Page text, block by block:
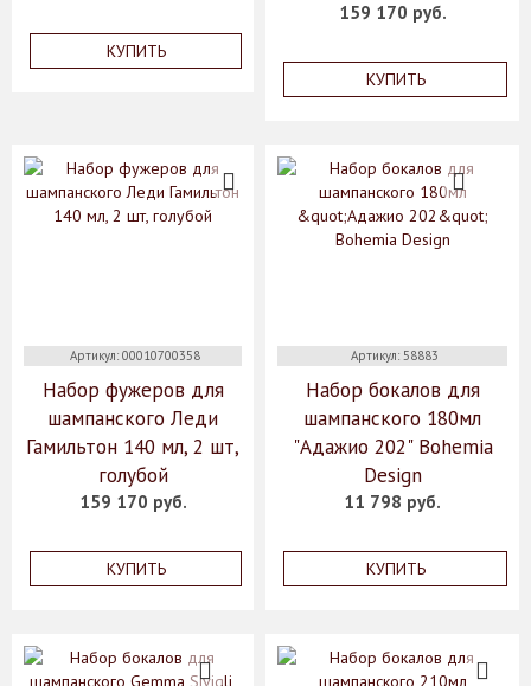
КУПИТЬ
159 170 руб.
КУПИТЬ
Артикул: 00010700358
Набор фужеров для
шампанского Леди
Гамильтон 140 мл, 2 шт,
голубой
159 170 руб.
КУПИТЬ
Артикул: 58883
Набор бокалов для
шампанского 180мл
"Адажио 202" Bohemia
Design
11 798 руб.
КУПИТЬ